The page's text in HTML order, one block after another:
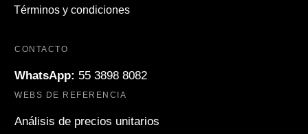
Términos y condiciones
CONTACTO
WhatsApp: 55 3898 8082
WEBS DE REFERENCIA
Análisis de precios unitarios